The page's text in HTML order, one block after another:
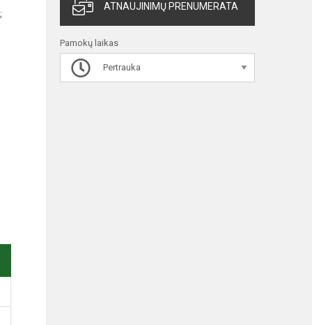
ATNAUJINIMŲ PRENUMERATA
Pamokų laikas
Pertrauka